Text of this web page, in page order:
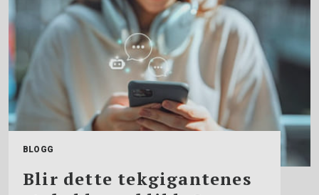
BLOGG
Blir dette tekgigantenes